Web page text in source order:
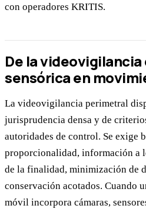
con operadores KRITIS.
De la
sensórica en
La videovigilancia perimetral
jurisprudencia densa y de
autoridades de control. Se exige
proporcionalidad, información a
de la finalidad, minimización de
conservación acotados. Cuando
móvil incorpora cámaras,